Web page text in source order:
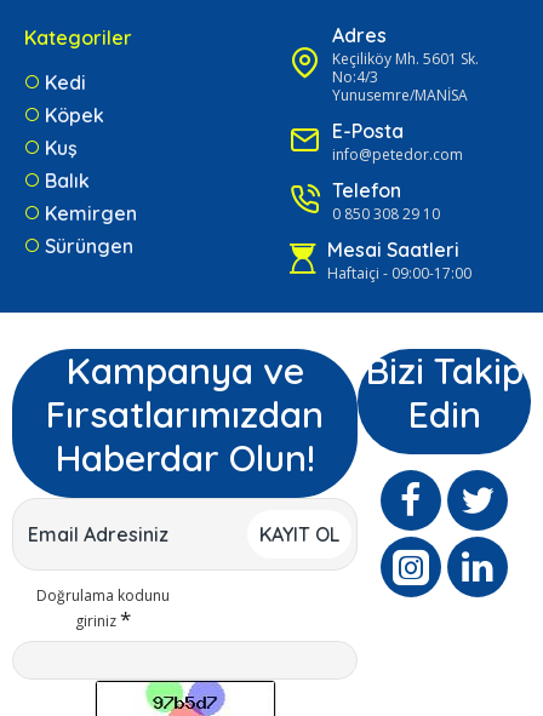
Kategoriler
Kedi
Köpek
Kuş
Balık
Kemirgen
Sürüngen
Adres
Keçiliköy Mh. 5601 Sk.
No:4/3
Yunusemre/MANİSA
E-Posta
info@petedor.com
Telefon
0 850 308 29 10
Mesai Saatleri
Haftaiçi - 09:00-17:00
Kampanya ve
Fırsatlarımızdan
Haberdar Olun!
KAYIT OL
Doğrulama kodunu
giriniz
Bizi Takip
Edin